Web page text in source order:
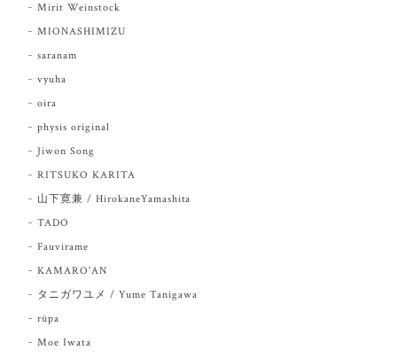
Mirit Weinstock
MIONASHIMIZU
saranam
vyuha
oira
physis original
Jiwon Song
RITSUKO KARITA
山下寛兼 / HirokaneYamashita
TADO
Fauvirame
KAMARO'AN
タニガワユメ / Yume Tanigawa
rūpa
Moe Iwata